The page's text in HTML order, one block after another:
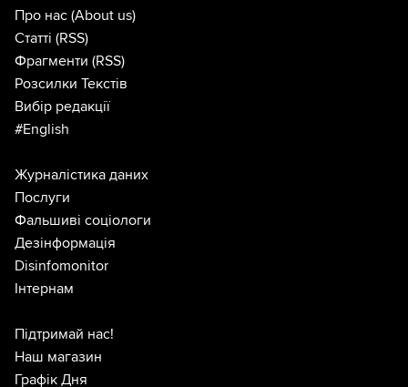
Про нас (About us)
Статті (RSS)
Фрагменти (RSS)
Розсилки Текстів
Вибір редакції
#English
Журналістика даних
Послуги
Фальшиві соціологи
Дезінформація
Disinfomonitor
Інтернам
Підтримай нас!
Наш магазин
Графік Дня